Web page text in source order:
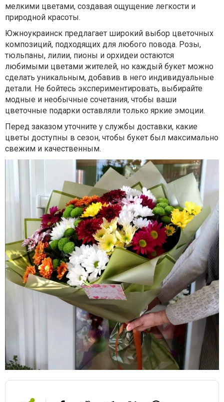
мелкими цветами, создавая ощущение легкости и
природной красоты.
Южноукраинск предлагает широкий выбор цветочных
композиций, подходящих для любого повода. Розы,
тюльпаны, лилии, пионы и орхидеи остаются
любимыми цветами жителей, но каждый букет можно
сделать уникальным, добавив в него индивидуальные
детали. Не бойтесь экспериментировать, выбирайте
модные и необычные сочетания, чтобы ваши
цветочные подарки оставляли только яркие эмоции.
Перед заказом уточните у службы доставки, какие
цветы доступны в сезон, чтобы букет был максимально
свежим и качественным.